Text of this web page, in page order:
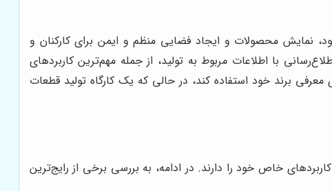
نمایش محصولات و ایجاد فضایی منظم و ایمن برای کارکنان و
با اطلاعات مربوط به تولید، از جمله مهم‌ترین کاربردهای
برند خود استفاده کند، در حالی که یک کارگاه تولید قطعات
خاص خود را دارند. در ادامه، به بررسی برخی از رایج‌ترین